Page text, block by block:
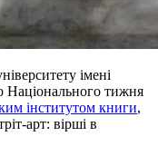
імені
Національного тижня
інститутом книги,
арт: вірші в